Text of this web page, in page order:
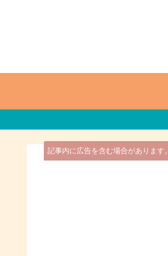
記事内に広告を含む場合があります。